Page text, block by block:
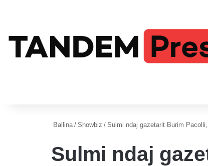
Ballina / Showbiz / Sulmi ndaj gazetarit Burim
Sulmi ndaj